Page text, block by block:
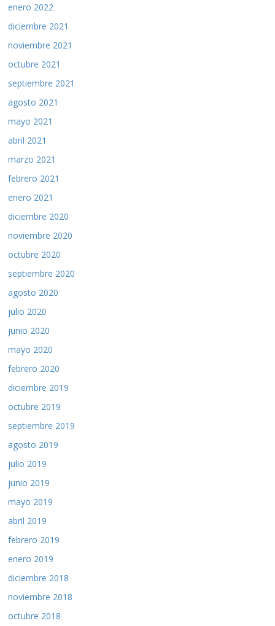
enero 2022
diciembre 2021
noviembre 2021
octubre 2021
septiembre 2021
agosto 2021
mayo 2021
abril 2021
marzo 2021
febrero 2021
enero 2021
diciembre 2020
noviembre 2020
octubre 2020
septiembre 2020
agosto 2020
julio 2020
junio 2020
mayo 2020
febrero 2020
diciembre 2019
octubre 2019
septiembre 2019
agosto 2019
julio 2019
junio 2019
mayo 2019
abril 2019
febrero 2019
enero 2019
diciembre 2018
noviembre 2018
octubre 2018